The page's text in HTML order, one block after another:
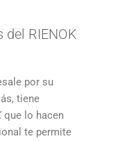
RIENOK
por su
tiene
que lo hacen
te permite